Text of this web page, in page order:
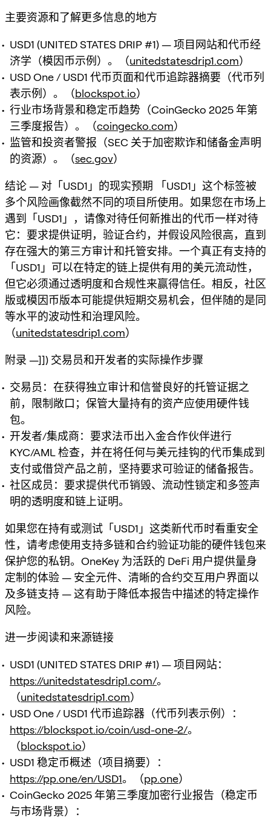
主要资源和了解更多信息的地方
USD1 (UNITED STATES DRIP #1) — 项目网站和代币经
济学（模因币示例）。（unitedstatesdrip1.com）
USD One / USD1 代币页面和代币追踪器摘要（代币列
表示例）。（blockspot.io）
行业市场背景和稳定币趋势（CoinGecko 2025 年第
三季度报告）。（coingecko.com）
监管和投资者警报（SEC 关于加密欺诈和储备金声明
的资源）。（sec.gov）
结论 — 对「USD1」的现实预期 「USD1」这个标签被
多个风险画像截然不同的项目所使用。如果您在市场上
遇到「USD1」，请像对待任何新推出的代币一样对待
它：要求提供证明，验证合约，并假设风险很高，直到
存在强大的第三方审计和托管安排。一个真正有支持的
「USD1」可以在特定的链上提供有用的美元流动性，
但它必须通过透明度和合规性来赢得信任。相反，社区
版或模因币版本可能提供短期交易机会，但伴随的是同
等水平的波动性和治理风险。
（unitedstatesdrip1.com）
附录 —]]) 交易员和开发者的实际操作步骤
交易员：在获得独立审计和信誉良好的托管证据之
前，限制敞口；保管大量持有的资产应使用硬件钱
包。
开发者/集成商：要求法币出入金合作伙伴进行
KYC/AML 检查，并在将任何与美元挂钩的代币集成到
支付或借贷产品之前，坚持要求可验证的储备报告。
社区成员：要求提供代币销毁、流动性锁定和多签声
明的透明度和链上证明。
如果您在持有或测试「USD1」这类新代币时看重安全
性，请考虑使用支持多链和合约验证功能的硬件钱包来
保护您的私钥。OneKey 为活跃的 DeFi 用户提供量身
定制的体验 — 安全元件、清晰的合约交互用户界面以
及多链支持 — 这有助于降低本报告中描述的特定操作
风险。
进一步阅读和来源链接
USD1 (UNITED STATES DRIP #1) — 项目网站：
https://unitedstatesdrip1.com/。
（unitedstatesdrip1.com）
USD One / USD1 代币追踪器（代币列表示例）：
https://blockspot.io/coin/usd-one-2/。
（blockspot.io）
USD1 稳定币概述（项目摘要）：
https://pp.one/en/USD1。（pp.one）
CoinGecko 2025 年第三季度加密行业报告（稳定币
与市场背景）：